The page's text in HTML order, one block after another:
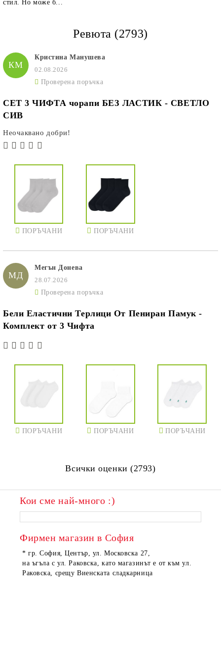
стил. Но може б...
Ревюта (2793)
КМ
Кристина Манушева
02.08.2026
Проверена поръчка
СЕТ 3 ЧИФТА чорапи БЕЗ ЛАСТИК - СВЕТЛО
СИВ
Неочаквано добри!
ПОРЪЧАНИ ПОРЪЧАНИ
МД
Мегън Донева
28.07.2026
Проверена поръчка
Бели Еластични Терлици От Пениран Памук -
Комплект от 3 Чифта
ПОРЪЧАНИ ПОРЪЧАНИ ПОРЪЧАНИ
Всички оценки (2793)
Кои сме най-много :)
Фирмен магазин в София
* гр. София, Център, ул. Московска 27,
на ъгъла с ул. Раковска, като магазинът е от към ул.
Раковска, срещу Виенската сладкарница